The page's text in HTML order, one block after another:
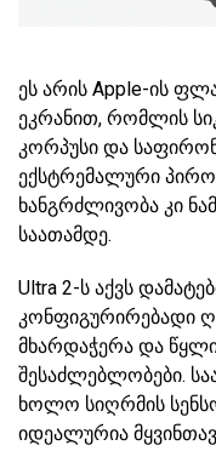
ეს არის Apple-ის
ეკრანით, რომლის
კორპუსი და
ექსტრემალური
ხანგრძლივობა კი
საათამდე.
Ultra 2-ს აქვს
კონფიგურირებადი
მხარდაჭერა და
შესაძლებლობები.
ხოლო სიღრმის
იდეალურია